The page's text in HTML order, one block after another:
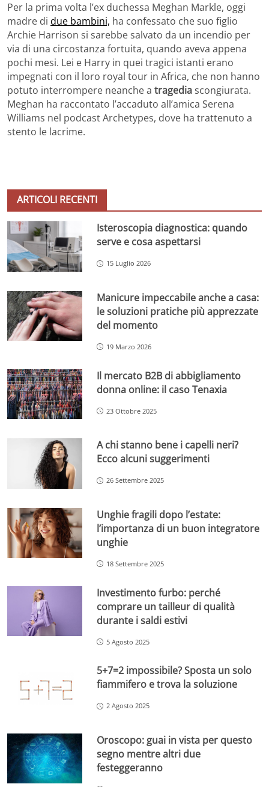
Per la prima volta l’ex duchessa Meghan Markle, oggi
madre di due bambini, ha confessato che suo figlio
Archie Harrison si sarebbe salvato da un incendio per
via di una circostanza fortuita, quando aveva appena
pochi mesi. Lei e Harry in quei tragici istanti erano
impegnati con il loro royal tour in Africa, che non hanno
potuto interrompere neanche a tragediascongiurata.
Meghan ha raccontato l’accaduto all’amica Serena
Williams nel podcast Archetypes, dove ha trattenuto a
stento le lacrime.
ARTICOLI RECENTI
Isteroscopia diagnostica: quando
serve e cosa aspettarsi
15 Luglio 2026
Manicure impeccabile anche a casa:
le soluzioni pratiche più apprezzate
del momento
19 Marzo 2026
Il mercato B2B di abbigliamento
donna online: il caso Tenaxia
23 Ottobre 2025
A chi stanno bene i capelli neri?
Ecco alcuni suggerimenti
26 Settembre 2025
Unghie fragili dopo l’estate:
l’importanza di un buon integratore
unghie
18 Settembre 2025
Investimento furbo: perché
comprare un tailleur di qualità
durante i saldi estivi
5 Agosto 2025
5+7=2 impossibile? Sposta un solo
fiammifero e trova la soluzione
2 Agosto 2025
Oroscopo: guai in vista per questo
segno mentre altri due
festeggeranno